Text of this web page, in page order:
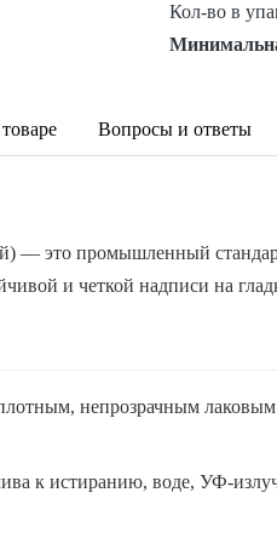
Кол-во в
Вопросы и ответы
— это промышленный
и четкой надписи на
непрозрачным
к истиранию, воде, УФ-